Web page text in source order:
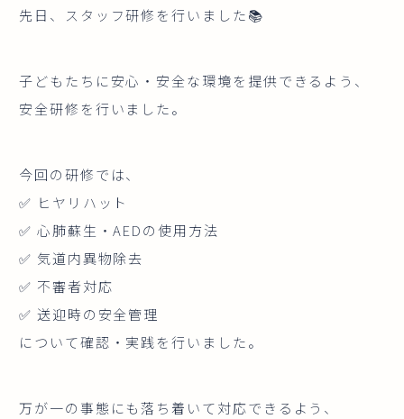
先日、スタッフ研修を行いました📚
子どもたちに安心・安全な環境を提供できるよう、
安全研修を行いました。
今回の研修では、
✅ ヒヤリハット
✅ 心肺蘇生・AEDの使用方法
✅ 気道内異物除去
✅ 不審者対応
✅ 送迎時の安全管理
について確認・実践を行いました。
万が一の事態にも落ち着いて対応できるよう、